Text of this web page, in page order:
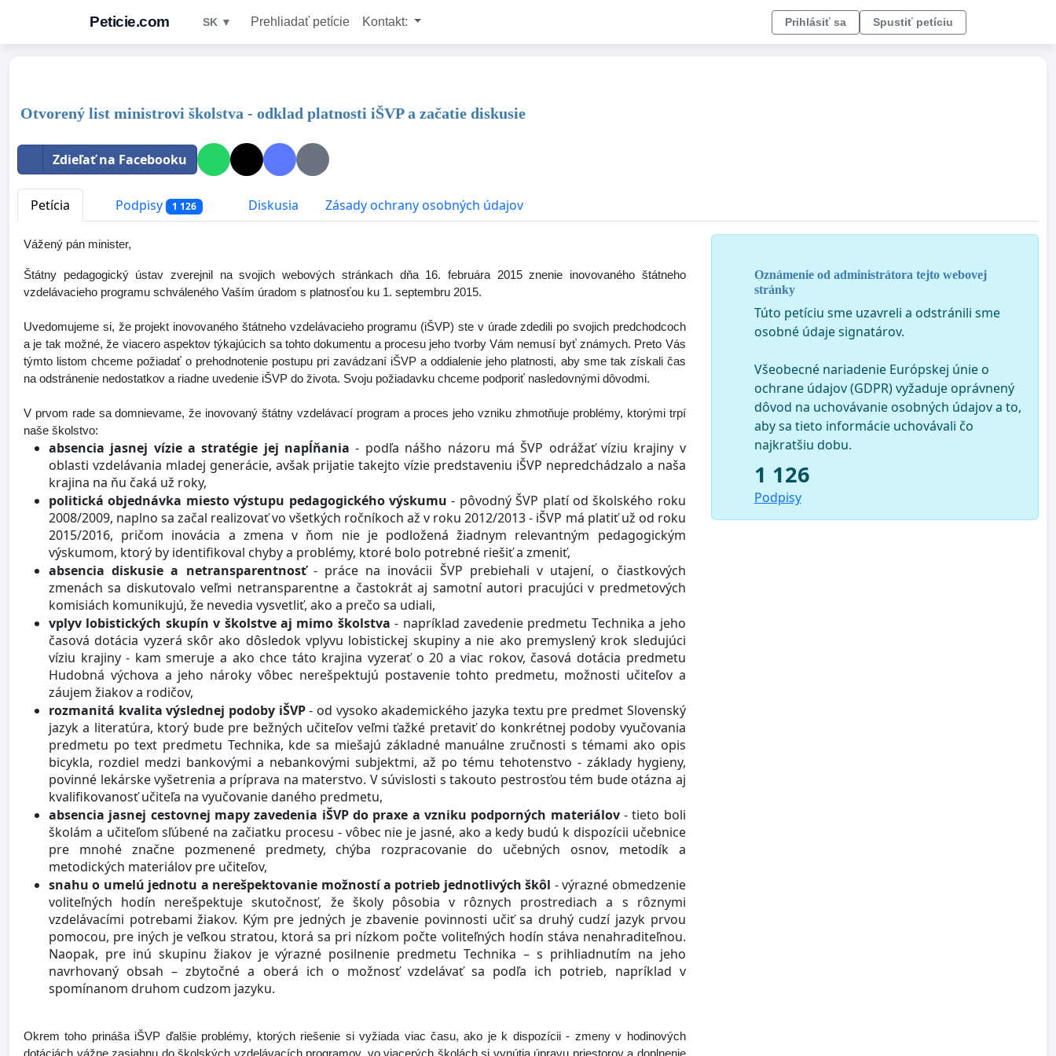
Peticie.com SK ▼ Prehliadať petície Kontakt: Prihlásiť sa Spustiť petíciu
Otvorený list ministrovi školstva - odklad platnosti iŠVP a začatie diskusie
Zdieľať na Facebooku
Petícia Podpisy 1 126 Diskusia Zásady ochrany osobných údajov
Vážený pán minister,
Štátny pedagogický ústav zverejnil na svojich webových stránkach dňa 16. februára 2015 znenie inovovaného štátneho
vzdelávacieho programu schváleného Vaším úradom s platnosťou ku 1. septembru 2015.
Uvedomujeme si, že projekt inovovaného štátneho vzdelávacieho programu (iŠVP) ste v úrade zdedili po svojich predchodcoch
a je tak možné, že viacero aspektov týkajúcich sa tohto dokumentu a procesu jeho tvorby Vám nemusí byť známych. Preto Vás
týmto listom chceme požiadať o prehodnotenie postupu pri zavádzaní iŠVP a oddialenie jeho platnosti, aby sme tak získali čas
na odstránenie nedostatkov a riadne uvedenie iŠVP do života. Svoju požiadavku chceme podporiť nasledovnými dôvodmi.
V prvom rade sa domnievame, že inovovaný štátny vzdelávací program a proces jeho vzniku zhmotňuje problémy, ktorými trpí
naše školstvo:
absencia jasnej vízie a stratégie jej napĺňania- podľa nášho názoru má ŠVP odrážať víziu krajiny v
oblasti vzdelávania mladej generácie, avšak prijatie takejto vízie predstaveniu iŠVP nepredchádzalo a naša
krajina na ňu čaká už roky,
politická objednávka miesto výstupu pedagogického výskumu - pôvodný ŠVP platí od školského roku
2008/2009, naplno sa začal realizovať vo všetkých ročníkoch až v roku 2012/2013 - iŠVP má platiť už od roku
2015/2016, pričom inovácia a zmena v ňom nie je podložená žiadnym relevantným pedagogickým
výskumom, ktorý by identifikoval chyby a problémy, ktoré bolo potrebné riešiť a zmeniť,
absencia diskusie a netransparentnosť- práce na inovácii ŠVP prebiehali v utajení, o čiastkových
zmenách sa diskutovalo veľmi netransparentne a častokrát aj samotní autori pracujúci v predmetových
komisiách komunikujú, že nevedia vysvetliť, ako a prečo sa udiali,
vplyv lobistických skupín v školstve aj mimo školstva - napríklad zavedenie predmetu Technika a jeho
časová dotácia vyzerá skôr ako dôsledok vplyvu lobistickej skupiny a nie ako premyslený krok sledujúci
víziu krajiny - kam smeruje a ako chce táto krajina vyzerať o 20 a viac rokov, časová dotácia predmetu
Hudobná výchova a jeho nároky vôbec nerešpektujú postavenie tohto predmetu, možnosti učiteľov a
záujem žiakov a rodičov,
rozmanitá kvalita výslednej podoby iŠVP- od vysoko akademického jazyka textu pre predmet Slovenský
jazyk a literatúra, ktorý bude pre bežných učiteľov veľmi ťažké pretaviť do konkrétnej podoby vyučovania
predmetu po text predmetu Technika, kde sa miešajú základné manuálne zručnosti s témami ako opis
bicykla, rozdiel medzi bankovými a nebankovými subjektmi, až po tému tehotenstvo - základy hygieny,
povinné lekárske vyšetrenia a príprava na materstvo. V súvislosti s takouto pestrosťou tém bude otázna aj
kvalifikovanosť učiteľa na vyučovanie daného predmetu,
absencia jasnej cestovnej mapy zavedenia iŠVP do praxe a vzniku podporných materiálov- tieto boli
školám a učiteľom sľúbené na začiatku procesu - vôbec nie je jasné, ako a kedy budú k dispozícii učebnice
pre mnohé značne pozmenené predmety, chýba rozpracovanie do učebných osnov, metodík a
metodických materiálov pre učiteľov,
snahu o umelú jednotu a nerešpektovanie možností a potrieb jednotlivých škôl - výrazné obmedzenie
voliteľných hodín nerešpektuje skutočnosť, že školy pôsobia v rôznych prostrediach a s rôznymi
vzdelávacími potrebami žiakov. Kým pre jedných je zbavenie povinnosti učiť sa druhý cudzí jazyk prvou
pomocou, pre iných je veľkou stratou, ktorá sa pri nízkom počte voliteľných hodín stáva nenahraditeľnou.
Naopak, pre inú skupinu žiakov je výrazné posilnenie predmetu Technika – s prihliadnutím na jeho
navrhovaný obsah – zbytočné a oberá ich o možnosť vzdelávať sa podľa ich potrieb, napríklad v
spomínanom druhom cudzom jazyku.
Okrem toho prináša iŠVP ďalšie problémy, ktorých riešenie si vyžiada viac času, ako je k dispozícii - zmeny v hodinových
Oznámenie od administrátora tejto webovej
stránky
Túto petíciu sme uzavreli a odstránili sme
osobné údaje signatárov.
Všeobecné nariadenie Európskej únie o
ochrane údajov (GDPR) vyžaduje oprávnený
dôvod na uchovávanie osobných údajov a to,
aby sa tieto informácie uchovávali čo
najkratšiu dobu.
1 126
Podpisy